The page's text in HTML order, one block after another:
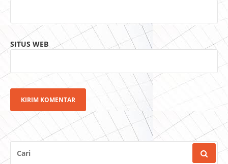
SITUS WEB
UNTUK: